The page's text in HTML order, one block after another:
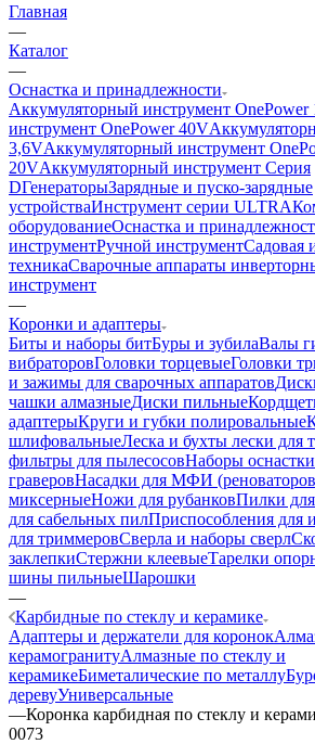
Главная
—
Каталог
—
Оснастка и принадлежности
Аккумуляторный инструмент OnePower
инструмент OnePower 40V
3,6VАккумуляторный инструмент
20VАккумуляторный инструмент Серия
DГенераторыЗарядные и пуско-зарядные
устройстваИнструмент серии ULTRA
оборудованиеОснастка и
инструментРучной инструментСадовая
техникаСварочные аппараты
инструмент
—
Коронки и адаптеры
Биты и наборы битБуры и зубилаВалы
вибраторовГоловки торцевыеГоловки
и зажимы для сварочных аппаратов
чашки алмазныеДиски пильные
адаптерыКруги и губки полировальные
шлифовальныеЛеска и бухты лески для
фильтры для пылесосовНаборы
граверовНасадки для МФИ
миксерныеНожи для рубанковПилки
для сабельных пилПриспособления для
для триммеровСверла и наборы сверл
заклепкиСтержни клеевыеТарелки
шины пильныеШарошки
—
Карбидные по стеклу и керамике
Адаптеры и держатели для коронок
керамогранитуАлмазные по стеклу и
керамикеБиметалические по металлу
деревуУниверсальные
—Коронка карбидная по стеклу и
0073